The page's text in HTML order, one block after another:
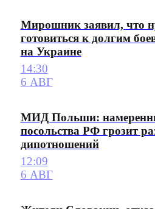
Мирошник заявил, что
готовиться к долгим
на Украине
14:30
6 АВГ
МИД Польши:
посольства РФ грозит
дипотношений
12:09
6 АВГ